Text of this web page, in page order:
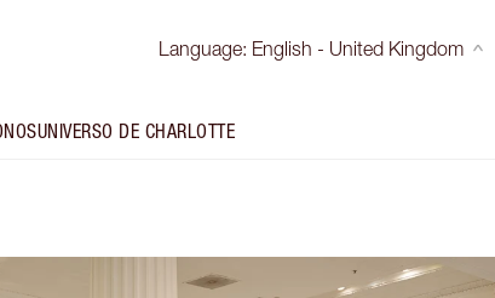
Language: English - United Kingdom
UNIVERSO DE CHARLOTTE